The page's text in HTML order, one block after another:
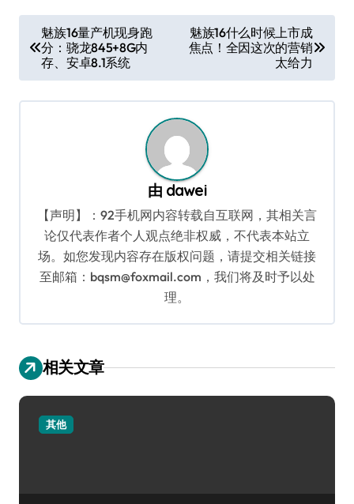
章
导
航
魅族16量产机现身跑
分：骁龙845+8G内
存、安卓8.1系统
魅族16什么时候上市成
焦点！全因这次的营销
太给力
由 dawei
【声明】：92手机网内容转载自互联网，其相关言
论仅代表作者个人观点绝非权威，不代表本站立
场。如您发现内容存在版权问题，请提交相关链接
至邮箱：bqsm@foxmail.com，我们将及时予以处
理。
相关文章
其他